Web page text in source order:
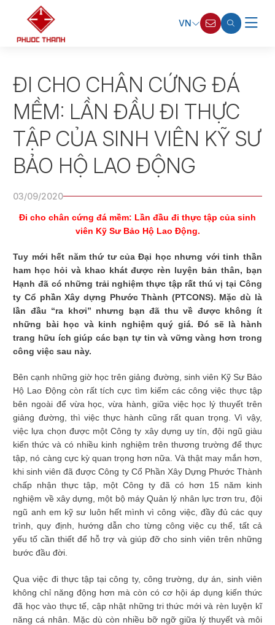
VN
ĐI CHO CHÂN CỨNG ĐÁ
MỀM: LẦN ĐẦU ĐI THỰC
TẬP CỦA SINH VIÊN KỸ SƯ
BẢO HỘ LAO ĐỘNG
03/09/2020
Đi cho chân cứng đá mềm: Lần đầu đi thực tập của sinh
viên Kỹ Sư Bảo Hộ Lao Động.
Tuy mới hết năm thứ tư của Đại học nhưng với tinh thần
ham học hỏi và khao khát được rèn luyện bản thân, bạn
Hạnh đã có những trải nghiệm thực tập rất thú vị tại Công
ty Cổ phần Xây dựng Phước Thành (PTCONS). Mặc dù là
lần đầu “ra khơi” nhưng bạn đã thu về được không ít
những bài học và kinh nghiệm quý giá. Đó sẽ là hành
trang hữu ích giúp các bạn tự tin và vững vàng hơn trong
công việc sau này.
Bên cạnh những giờ học trên giảng đường, sinh viên Kỹ Sư Bảo
Hộ Lao Động còn rất tích cực tìm kiếm các công việc thực tập
bên ngoài để vừa học, vừa hành, giữa việc học lý thuyết trên
giảng đường, thì việc thực hành cũng rất quan trọng. Vì vậy,
việc lựa chọn được một Công ty xây dựng uy tín, đội ngũ giàu
kiến thức và có nhiều kinh nghiệm trên thương trường để thực
tập, nó càng cực kỳ quan trọng hơn nữa. Và thật may mắn hơn,
khi sinh viên đã được Công ty Cổ Phần Xây Dựng Phước Thành
chấp nhận thực tập, một Công ty đã có hơn 15 năm kinh
nghiệm về xây dựng, một bộ máy Quản lý nhân lực trơn tru, đội
ngũ anh em kỹ sư luôn hết mình vì công việc, đầy đủ các quy
trình, quy định, hướng dẫn cho từng công việc cụ thể, tất cả
yếu tố cần thiết để hỗ trợ và giúp đỡ cho sinh viên trên những
bước đầu đời.
Qua việc đi thực tập tại công ty, công trường, dự án, sinh viên
không chỉ năng động hơn mà còn có cơ hội áp dụng kiến thức
đã học vào thực tế, cập nhật những tri thức mới và rèn luyện kĩ
năng cá nhân. Mặc dù còn nhiều bỡ ngỡ giữa lý thuyết và môi